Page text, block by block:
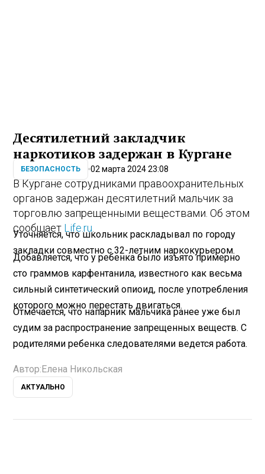
Десятилетний закладчик
наркотиков задержан в Кургане
БЕЗОПАСНОСТЬ 02 марта 2024 23:08
В Кургане сотрудниками правоохранительных
органов задержан десятилетний мальчик за
торговлю запрещенными веществами. Об этом
сообщает Life.ru
Уточняется, что школьник раскладывал по городу
закладки совместно с 32-летним наркокурьером.
Добавляется, что у ребенка было изъято примерно
сто граммов карфентанила, известного как весьма
сильный синтетический опиоид, после употребления
которого можно перестать двигаться.
Отмечается, что напарник мальчика ранее уже был
судим за распространение запрещенных веществ. С
родителями ребенка следователями ведется работа.
Автор: Елена Никольская
АКТУАЛЬНО